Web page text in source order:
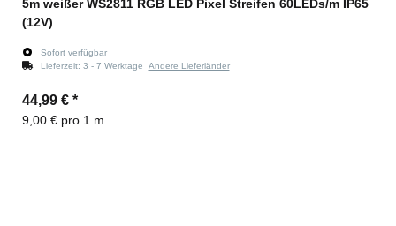
5m weißer WS2811 RGB LED Pixel Streifen 60LEDs/m IP65
(12V)
Sofort verfügbar
Lieferzeit: 3 - 7 Werktage Andere Lieferländer
44,99 € *
9,00 € pro 1 m